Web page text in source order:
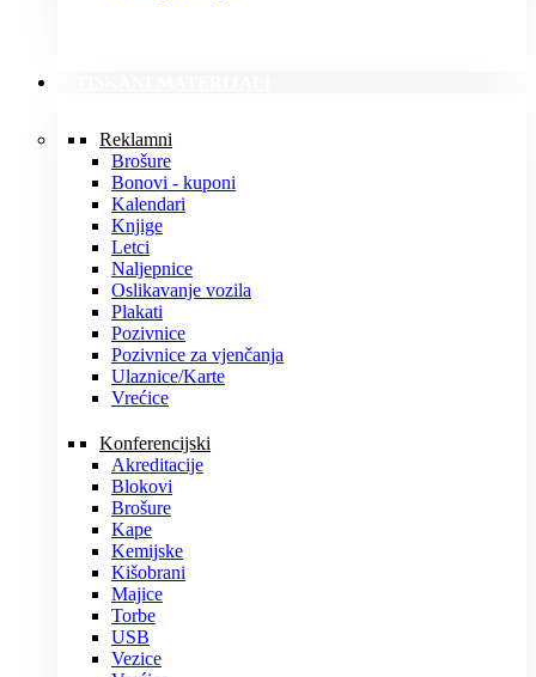
Reklamni
Brošure
Bonovi - kuponi
Kalendari
Knjige
Letci
Naljepnice
Oslikavanje vozila
Plakati
Pozivnice
Pozivnice za vjenčanja
Ulaznice/Karte
Vrećice
Konferencijski
Akreditacije
Blokovi
Brošure
Kape
Kemijske
Kišobrani
Majice
Torbe
USB
Vezice